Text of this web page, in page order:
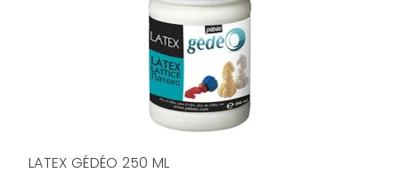
LATEX GÉDÉO 250 ML